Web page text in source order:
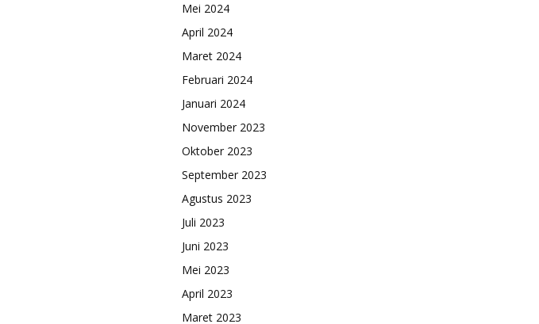
Mei 2024
April 2024
Maret 2024
Februari 2024
Januari 2024
November 2023
Oktober 2023
September 2023
Agustus 2023
Juli 2023
Juni 2023
Mei 2023
April 2023
Maret 2023